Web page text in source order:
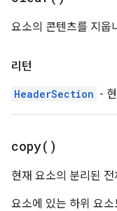
요소의 콘텐츠를 지웁
리턴
HeaderSection -
copy( )
현재 요소의 분리된
요소에 있는 하위 요